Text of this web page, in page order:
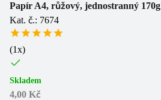
Papír A4, růžový, jednostranný 170g
Kat. č.: 7674
(1x)
Skladem
4,00 Kč